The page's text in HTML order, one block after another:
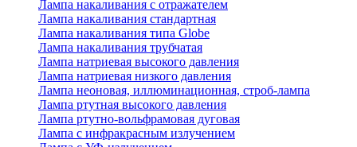
Лампа накаливания с отражателем
Лампа накаливания стандартная
Лампа накаливания типа Globe
Лампа накаливания трубчатая
Лампа натриевая высокого давления
Лампа натриевая низкого давления
Лампа неоновая, иллюминационная, строб-лампа
Лампа ртутная высокого давления
Лампа ртутно-вольфрамовая дуговая
Лампа с инфракрасным излучением